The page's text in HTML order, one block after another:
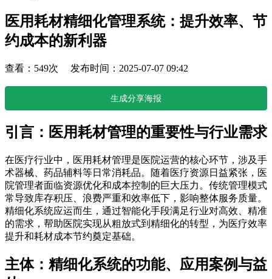
医用耗材精细化管理系统：提升效率、节
约成本的新利器
查看：549次 发布时间：2025-07-07 09:42
生成分享海报
引言：医用耗材管理的重要性与行业需求
在医疗行业中，医用耗材管理是医院运营的核心环节，涉及手
术器械、药品辅料等日常消耗品。随着医疗资源日益紧张，医
院管理者面临资源优化和成本控制的巨大压力。传统管理模式
常导致库存积压、浪费严重和效率低下，影响整体服务质量。
精细化系统应运而生，通过智能化手段满足行业对高效、精准
的需求，帮助医院实现从粗放式到精细化的转型，为医疗效率
提升和耗材成本节约奠定基础。
主体：精细化系统的功能、应用案例与益